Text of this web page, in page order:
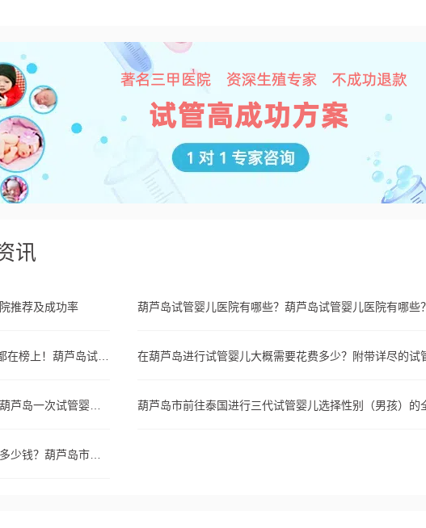
讯
推荐及成功率 葫芦岛试管婴儿医院有哪些？葫芦岛试管婴儿医院有哪些